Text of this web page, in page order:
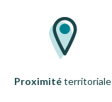
Proximitéterritoriale